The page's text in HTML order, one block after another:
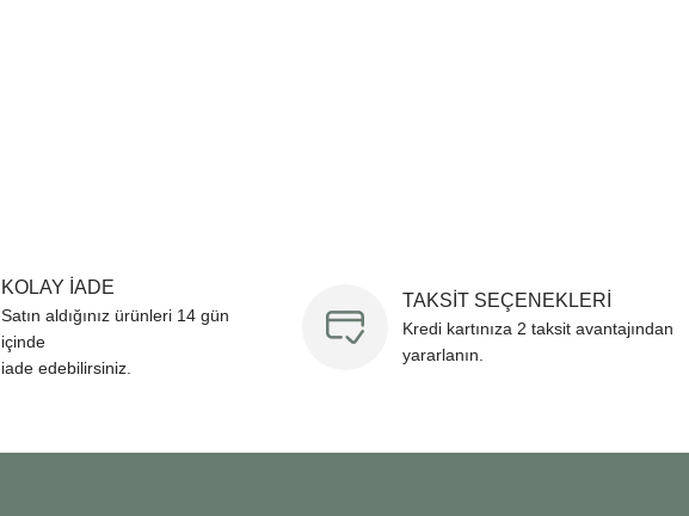
KOLAY İADE
Satın aldığınız ürünleri 14 gün
içinde
iade edebilirsiniz.
TAKSİT SEÇENEKLERİ
Kredi kartınıza 2 taksit avantajından
yararlanın.